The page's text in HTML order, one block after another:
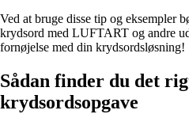
Ved at bruge disse tip og eksempler
krydsord med LUFTART og andre
fornøjelse med din krydsordsløsning!
Sådan finder du det
krydsordsopgave